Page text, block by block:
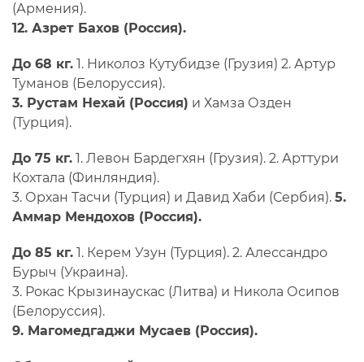
(Армения).
12. Азрет Бахов (Россия).
До 68 кг. 1. Николоз Кутубидзе (Грузия) 2. Артур
Туманов (Белоруссия).
3. Рустам Нехай (Россия) и Хамза Озден
(Турция).
До 75 кг. 1. Левон Бардегхян (Грузия). 2. Арттури
Кохтала (Финляндия).
3. Орхан Тасчи (Турция) и Давид Хаби (Сербия). 5.
Аммар Мендохов (Россия).
До 85 кг. 1. Керем Узун (Турция). 2. Алессандро
Бурыч (Украина).
3. Рокас Крызинаускас (Литва) и Никола Осипов
(Белоруссия).
9. Магомедгаджи Мусаев (Россия).